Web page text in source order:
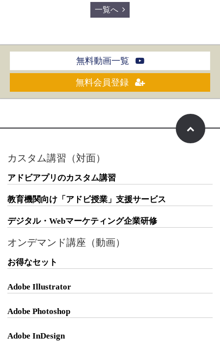
一覧へ
無料動画一覧
無料会員登録
カスタム講習（対面）
アドビアプリのカスタム講習
教育機関向け「アドビ授業」支援サービス
デジタル・Webマーケティング企業研修
オンデマンド講座（動画）
お得なセット
Adobe Illustrator
Adobe Photoshop
Adobe InDesign